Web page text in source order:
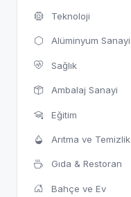
Teknoloji
Alüminyum Sanayi
Sağlık
Ambalaj Sanayi
Eğitim
Arıtma ve Temizlik
Gıda & Restoran
Bahçe ve Ev